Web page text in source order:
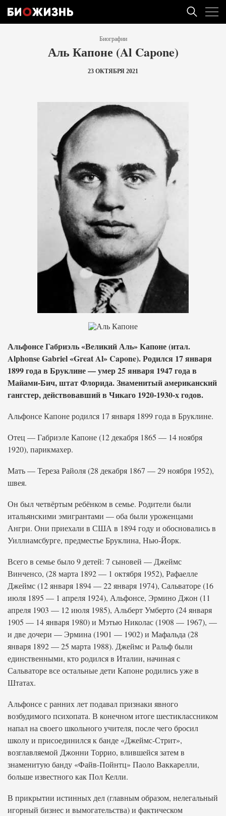
Биографии
Аль Капоне (Al Capone)
23 ОКТЯБРЯ 2021
Альфонсе Габриэль «Великий Аль» Капоне (итал.
Alphonse Gabriel «Great Al» Capone). Родился 17 января
1899 года в Бруклине — умер 25 января 1947 года в
Майами-Бич, штат Флорида. Знаменитый американский
гангстер, действовавший в Чикаго 1920-1930-х годов.
Альфонсе Капоне родился 17 января 1899 года в Бруклине.
Отец — Габриэле Капоне (12 декабря 1865 — 14 ноября
1920), парикмахер.
Мать — Тереза Райоля (28 декабря 1867 — 29 ноября 1952),
швея.
Он был четвёртым ребёнком в семье. Родители были
итальянскими эмигрантами — оба были уроженцами
Ангри. Они приехали в США в 1894 году и обосновались в
Уиллиамсбурге, предместье Бруклина, Нью-Йорк.
Всего в семье было 9 детей: 7 сыновей — Джеймс
Винченсо, (28 марта 1892 — 1 октября 1952), Рафаелле
Джеймс (12 января 1894 — 22 января 1974), Сальваторе (16
июля 1895 — 1 апреля 1924), Альфонсе, Эрмино Джон (11
апреля 1903 — 12 июля 1985), Альберт Умберто (24 января
1905 — 14 января 1980) и Мэтью Николас (1908 — 1967), —
и две дочери — Эрмина (1901 — 1902) и Мафальда (28
января 1892 — 25 марта 1988). Джеймс и Ральф были
единственными, кто родился в Италии, начиная с
Сальваторе все остальные дети Капоне родились уже в
Штатах.
Альфонсе с ранних лет подавал признаки явного
возбудимого психопата. В конечном итоге шестиклассником
напал на своего школьного учителя, после чего бросил
школу и присоединился к банде «Джеймс-Стрит»,
возглавляемой Джонни Торрио, влившейся затем в
знаменитую банду «Файв-Пойнтц» Паоло Ваккарелли,
больше известного как Пол Келли.
В прикрытии истинных дел (главным образом, нелегальный
игорный бизнес и вымогательства) и фактическом